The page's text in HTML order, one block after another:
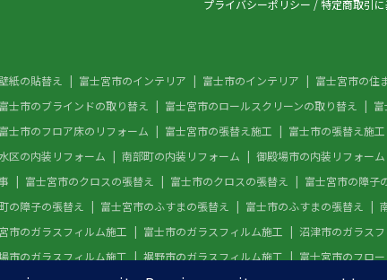
プライバシーポリシー /特定商取引
紙の貼替え 富士宮市のインテリア 富士市のインテリア 富士宮市の住
富士市のブラインドの取り替え 富士宮市のロールスクリーンの取り替え
富士市のフロア床のリフォーム 富士宮市の張替え施工 富士市の張替え施工
区の内装リフォーム 南部町の内装リフォーム 御殿場市の内装リフォーム
富士宮市のクロスの張替え 富士市のクロスの張替え 富士宮市の障子
の障子の張替え 富士宮市のふすまの張替え 富士市のふすまの張替え
市のガラスフィルム施工 富士市のガラスフィルム施工 沼津市のガラス
市のガラスフィルム施工 裾野市のガラスフィルム施工 富士宮市のフロ